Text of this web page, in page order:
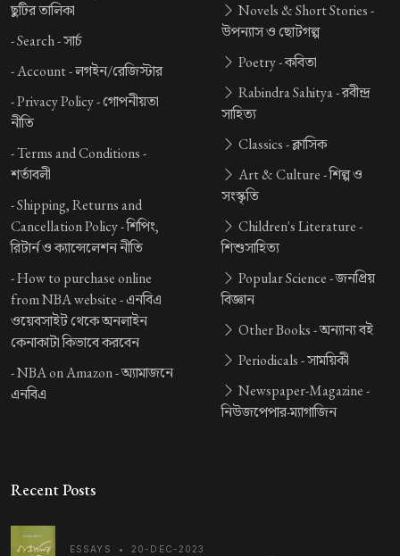
ছুটির তালিকা
-Search -সার্চ
-Account -লগইন/রেজিস্টার
-Privacy Policy -গোপনীয়তা
নীতি
-Terms and Conditions -
শর্তাবলী
-Shipping, Returns and
Cancellation Policy -শিপিং,
রিটার্ন ও ক্যান্সেলেশন নীতি
-How to purchase online
from NBA website -এনবিএ
ওয়েবসাইট থেকে অনলাইন
কেনাকাটা কিভাবে করবেন
-NBA on Amazon -অ্যামাজনে
এনবিএ
Novels & Short Stories -
উপন্যাস ও ছোটগল্প
Poetry -কবিতা
Rabindra Sahitya -রবীন্দ্র
সাহিত্য
Classics -ক্লাসিক
Art & Culture -শিল্প ও
সংস্কৃতি
Children's Literature -
শিশুসাহিত্য
Popular Science -জনপ্রিয়
বিজ্ঞান
Other Books -অন্যান্য বই
Periodicals -সাময়িকী
Newspaper-Magazine -
নিউজপেপার-ম্যাগাজিন
Recent Posts
ESSAYS • 20-DEC-2023